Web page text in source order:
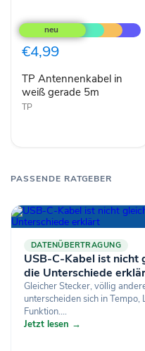
Antennenkabel
in
weiß
gerade
€4,99
TP Antennenkabel in
weiß gerade 5m
TP
PASSENDE RATGEBER
DATENÜBERTRAGUNG
USB-C-Kabel ist nicht
die Unterschiede
Gleicher Stecker, völlig
unterscheiden sich in Tempo,
Funktion....
Jetzt lesen →